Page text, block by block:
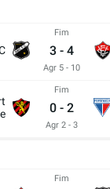
Fim
3 - 4
Agr 5 - 10
Fim
0 - 2
Agr 2 - 3
Fim